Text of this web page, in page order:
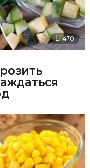
470